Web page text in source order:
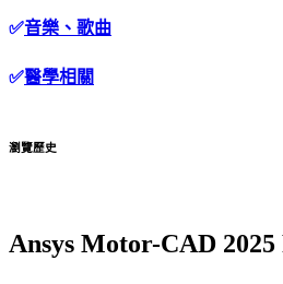
✅音樂、歌曲
✅醫學相關
瀏覽歷史
Ansys Motor-CAD